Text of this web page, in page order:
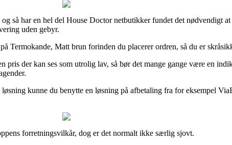
så har en hel del House Doctor netbutikker fundet det nødvendigt
uden gebyr.
Matt brun forinden du placerer ordren, så du er
pris der kan ses som utrolig lav, så bør det mange gange være en
kunne du benytte en løsning på afbetaling fra for eksempel
forretningsvilkår, dog er det normalt ikke særlig sjovt.